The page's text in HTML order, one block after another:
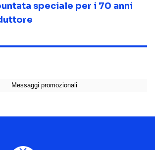
speciale per i 70 anni